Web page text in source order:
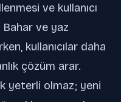
ve kullanıcı
ve yaz
kullanıcılar daha
çözüm arar.
yeterli olmaz; yeni